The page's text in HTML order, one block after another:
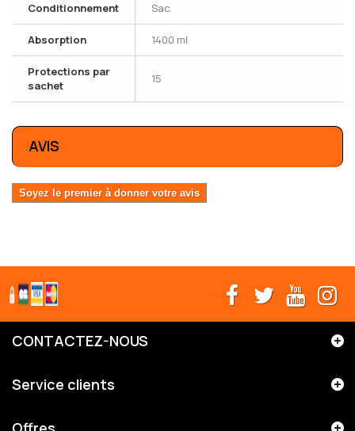
Conditionnement Sac
Absorption 1400 ml
Protections par
sachet
15
AVIS
Soyez le premier à donner votre avis
CONTACTEZ-NOUS
Service clients